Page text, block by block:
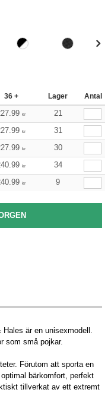
36 + Lager Antal
kr
21
kr
31
kr
30
kr
34
kr 9
Hales är en unisexmodell.
som små pojkar.
Förutom att sporta en
bärkomfort, perfekt
tillverkat av ett extremt